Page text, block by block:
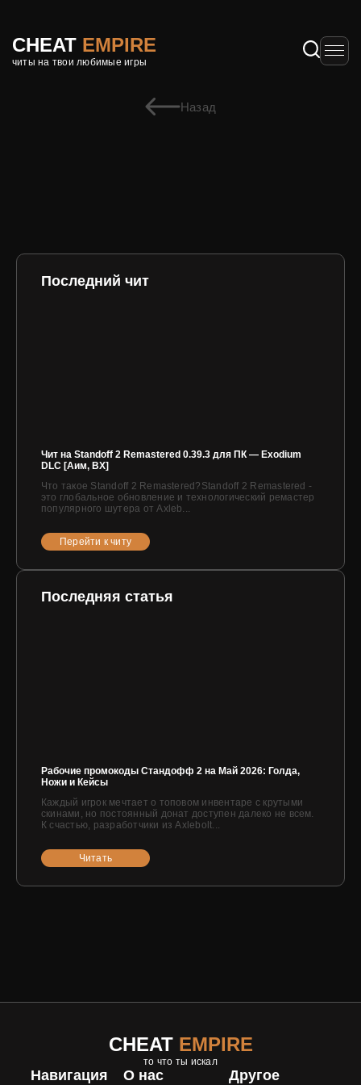
CHEAT EMPIRE
читы на твои любимые игры
Назад
Последний чит
Чит на Standoff 2 Remastered 0.39.3 для ПК — Exodium
DLC [Аим, ВХ]
Что такое Standoff 2 Remastered?Standoff 2 Remastered -
это глобальное обновление и технологический ремастер
популярного шутера от Axleb...
Перейти к читу
Последняя статья
Рабочие промокоды Стандофф 2 на Май 2026: Голда,
Ножи и Кейсы
Каждый игрок мечтает о топовом инвентаре с крутыми
скинами, но постоянный донат доступен далеко не всем.
К счастью, разработчики из Axlebolt...
Читать
CHEAT EMPIRE
то что ты искал
Навигация О нас Другое